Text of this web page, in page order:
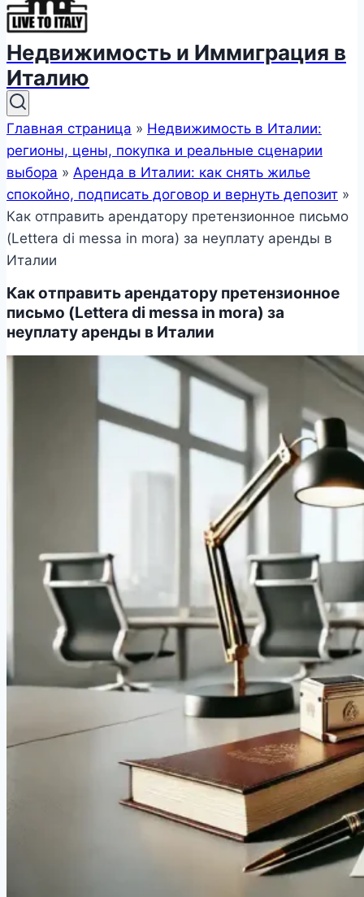
Недвижимость и Иммиграция в
Италию
Главная страница » Недвижимость в Италии:
регионы, цены, покупка и реальные сценарии
выбора » Аренда в Италии: как снять жилье
спокойно, подписать договор и вернуть депозит »
Как отправить арендатору претензионное письмо
(Lettera di messa in mora) за неуплату аренды в
Италии
Как отправить арендатору претензионное
письмо (Lettera di messa in mora) за
неуплату аренды в Италии